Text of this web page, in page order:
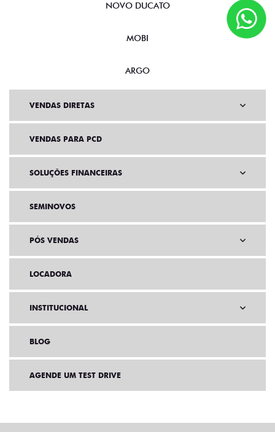
NOVO DUCATO
MOBI
ARGO
VENDAS DIRETAS
VENDAS PARA PCD
SOLUÇÕES FINANCEIRAS
SEMINOVOS
PÓS VENDAS
LOCADORA
INSTITUCIONAL
BLOG
AGENDE UM TEST DRIVE